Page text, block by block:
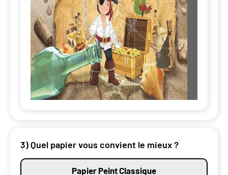
3) Quel papier vous convient le mieux ?
Papier Peint Classique